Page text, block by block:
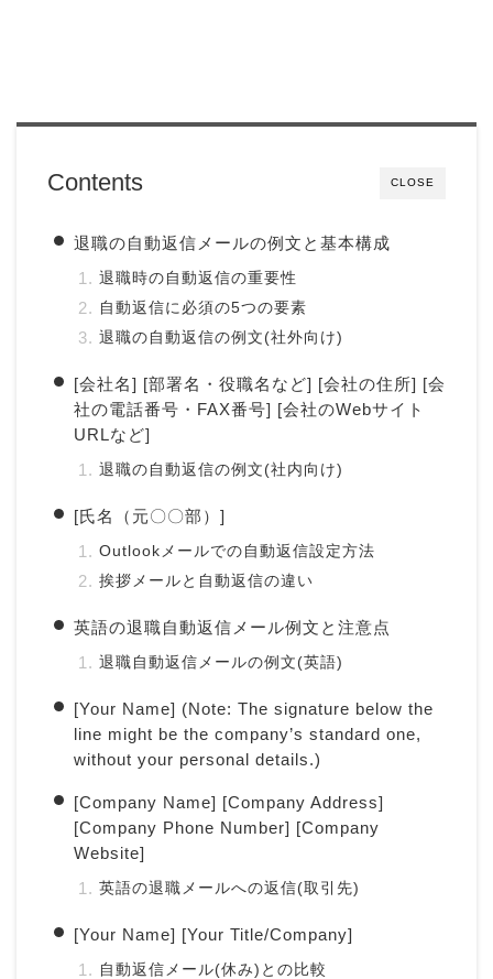
CLOSE
Contents
退職の自動返信メールの例文と基本構成
退職時の自動返信の重要性
自動返信に必須の5つの要素
退職の自動返信の例文(社外向け)
[会社名] [部署名・役職名など] [会社の住所] [会
社の電話番号・FAX番号] [会社のWebサイト
URLなど]
退職の自動返信の例文(社内向け)
[氏名（元〇〇部）]
Outlookメールでの自動返信設定方法
挨拶メールと自動返信の違い
英語の退職自動返信メール例文と注意点
退職自動返信メールの例文(英語)
[Your Name] (Note: The signature below the
line might be the company’s standard one,
without your personal details.)
[Company Name] [Company Address]
[Company Phone Number] [Company
Website]
英語の退職メールへの返信(取引先)
[Your Name] [Your Title/Company]
自動返信メール(休み)との比較